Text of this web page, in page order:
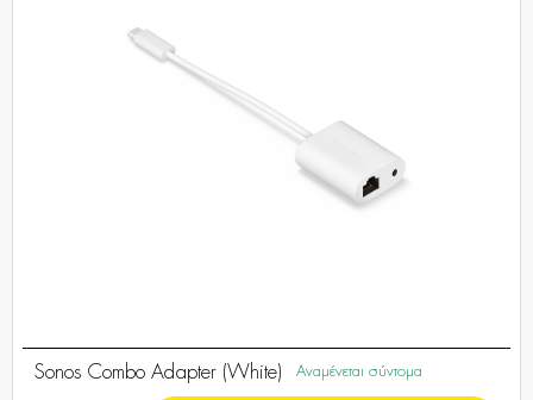
Sonos Combo Adapter (White) Αναμένεται σύντομα